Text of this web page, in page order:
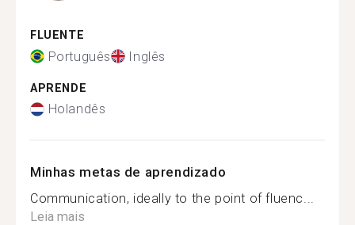
FLUENTE
Português Inglês
APRENDE
Holandês
Minhas metas de aprendizado
Communication, ideally to the point of fluenc...
Leia mais